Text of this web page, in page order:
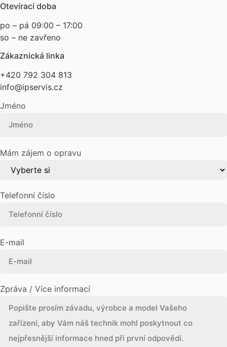
Otevírací doba
po – pá 09:00 – 17:00
so – ne zavřeno
Zákaznická linka
+420 792 304 813
info@ipservis.cz
Jméno
Mám zájem o opravu
Telefonní číslo
E-mail
Zpráva / Více informací